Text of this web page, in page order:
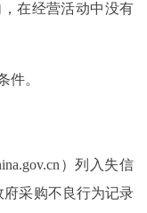
在经营活动中没有
。
）列入失信
采购不良行为记录